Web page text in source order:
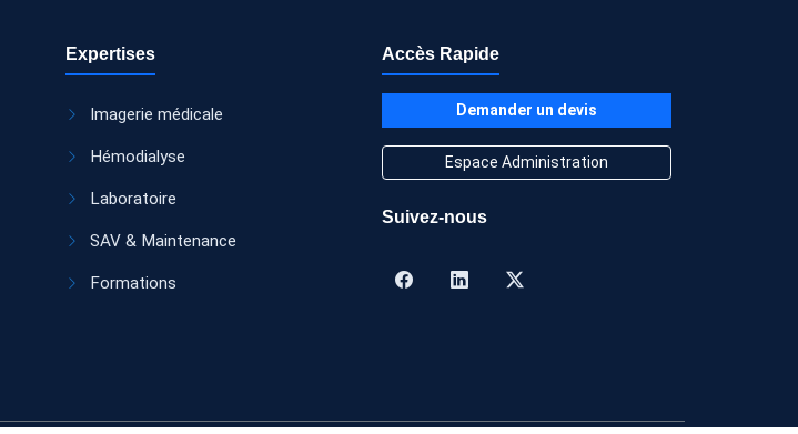
Expertises
Imagerie médicale
Hémodialyse
Laboratoire
SAV & Maintenance
Formations
Accès Rapide
Demander un devis
Espace Administration
Suivez-nous